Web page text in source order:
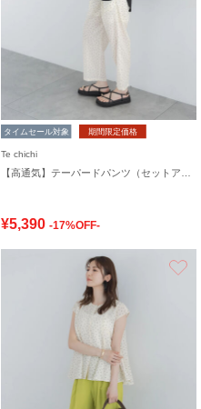
タイムセール対象 期間限定価格
Te chichi
¥5,390 -17%OFF-